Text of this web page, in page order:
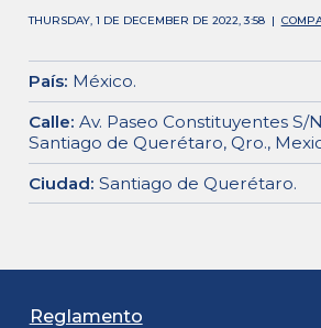
THURSDAY, 1 DE DECEMBER DE 2022, 3:58|
País: México.
Calle: Av. Paseo Constituyentes S/
Santiago de Querétaro, Qro.,
Ciudad: Santiago de Querétaro.
Reglamento